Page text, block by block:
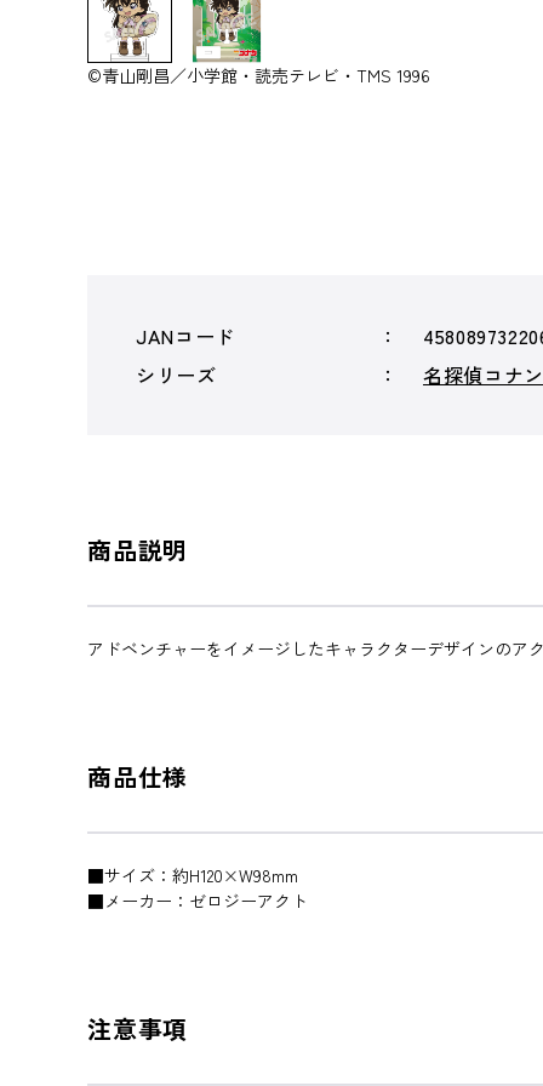
©青山剛昌／小学館・読売テレビ・TMS 1996
JANコード
シリーズ
名探偵コナン
商品説明
アドベンチャーをイメージしたキャラクターデザインのア
商品仕様
■サイズ：約H120×W98mm
■メーカー：ゼロジーアクト
注意事項